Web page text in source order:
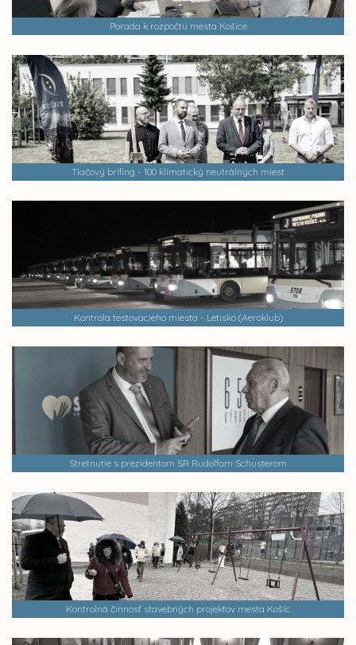
Porada k rozpočtu mesta Košice
Tlačový brífing - 100 klimatický neutrálných miest
Kontrola testovacieho miesta - Letisko (Aeroklub)
Stretnutie s prezidentom SR Rudolfom Schusterom
Kontrolná činnosť stavebných projektov mesta Košíc